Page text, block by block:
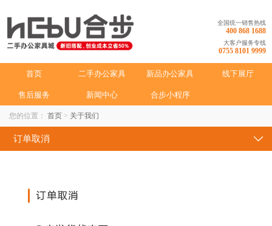
全国统一销售热线
400 868 1688
大客户服务专线
0755 8101 9999
首页 二手办公家具 新品办公家具 线下展厅
售后服务 新闻中心 合步小程序
您的位置： 首页 > 关于我们
订单取消
企业简介